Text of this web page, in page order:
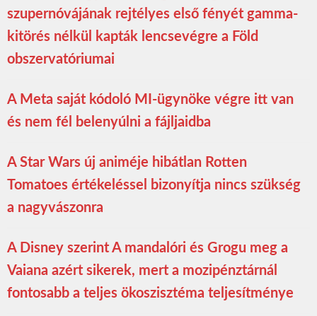
szupernóvájának rejtélyes első fényét gamma-
kitörés nélkül kapták lencsevégre a Föld
obszervatóriumai
A Meta saját kódoló MI-ügynöke végre itt van
és nem fél belenyúlni a fájljaidba
A Star Wars új animéje hibátlan Rotten
Tomatoes értékeléssel bizonyítja nincs szükség
a nagyvászonra
A Disney szerint A mandalóri és Grogu meg a
Vaiana azért sikerek, mert a mozipénztárnál
fontosabb a teljes ökoszisztéma teljesítménye